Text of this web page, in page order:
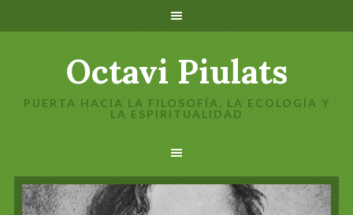
Octavi Piulats
PUERTA HACIA LA FILOSOFÍA, LA ECOLOGÍA Y
LA ESPIRITUALIDAD